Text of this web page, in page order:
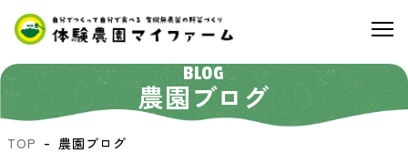
BLOG
農園ブログ
TOP 農園ブログ